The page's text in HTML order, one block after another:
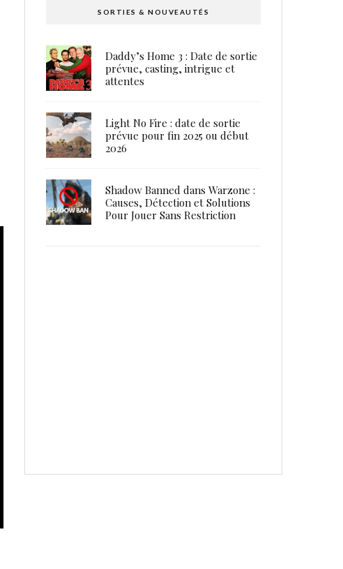
SORTIES & NOUVEAUTÉS
Daddy’s Home 3 : Date de sortie
prévue, casting, intrigue et
attentes
Light No Fire : date de sortie
prévue pour fin 2025 ou début
2026
Shadow Banned dans Warzone :
Causes, Détection et Solutions
Pour Jouer Sans Restriction